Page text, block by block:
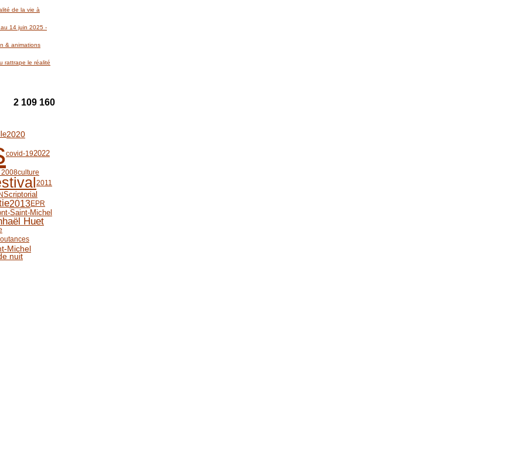
de la vie à
14 juin 2025 -
& animations
rattrape le réalité
2 109 160
2020
covid-192022
2008culture
2011
Scriptorial
2013EPR
Saint-Michel
Huet
Michel
nuit